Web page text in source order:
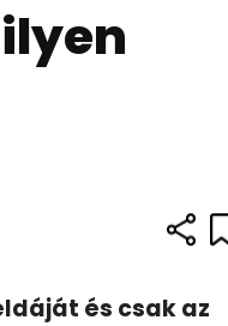
és csak az